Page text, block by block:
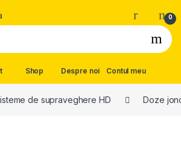
0
Shop Despre noi Contul meu
de supraveghere HD Doze